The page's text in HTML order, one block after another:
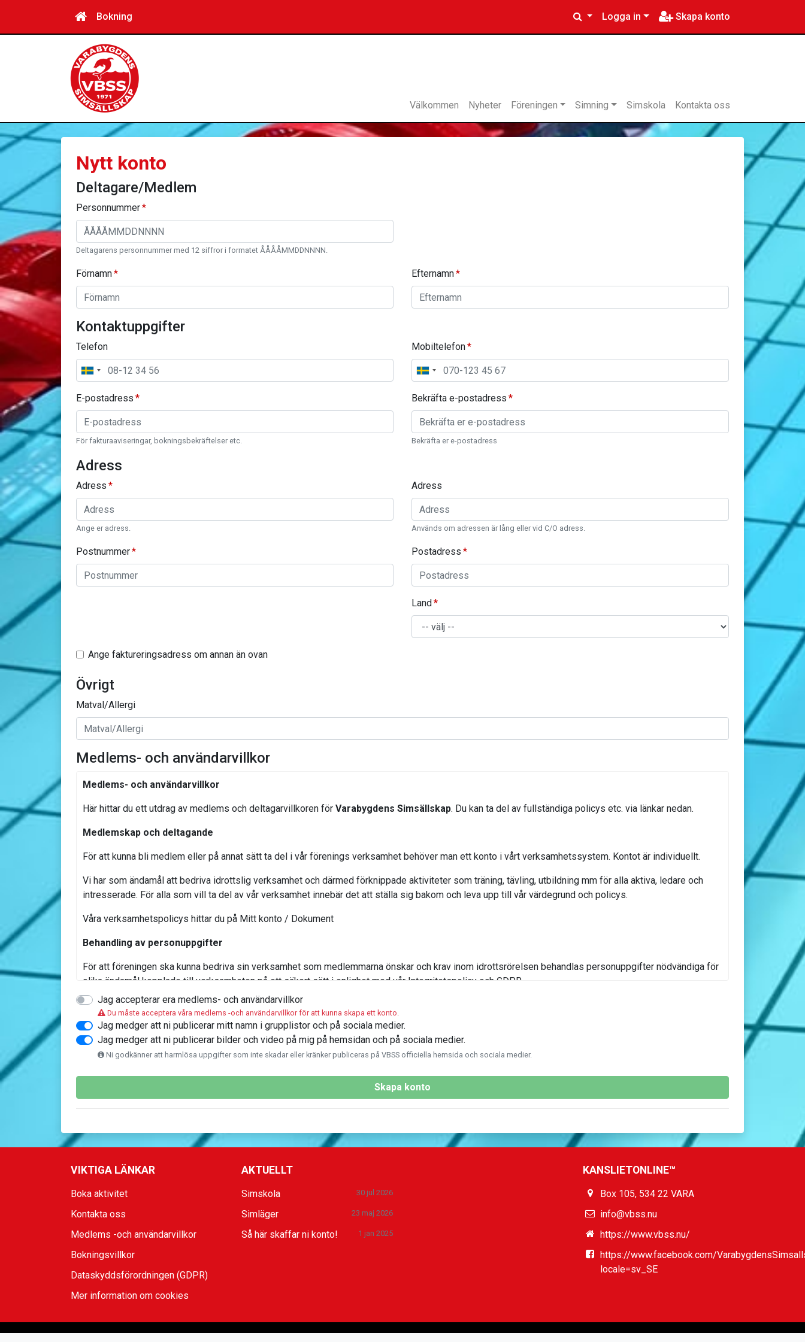
Bokning Logga in Skapa konto
Välkommen Nyheter Föreningen Simning Simskola Kontakta oss
Nytt konto
Deltagare/Medlem
Personnummer
Deltagarens personnummer med 12 siffror i formatet ÅÅÅÅMMDDNNNN.
Förnamn Efternamn
Kontaktuppgifter
Telefon Mobiltelefon
E-postadress
För fakturaaviseringar, bokningsbekräftelser etc.
Bekräfta e-postadress
Bekräfta er e-postadress
Adress
Adress
Ange er adress.
Adress
Används om adressen är lång eller vid C/O adress.
Postnummer Postadress
Land
Ange faktureringsadress om annan än ovan
Övrigt
Matval/Allergi
Medlems- och användarvillkor
Medlems- och användarvillkor
Här hittar du ett utdrag av medlems och deltagarvillkoren för Varabygdens Simsällskap. Du kan ta del av fullständiga policys etc. via länkar nedan.
Medlemskap och deltagande
För att kunna bli medlem eller på annat sätt ta del i vår förenings verksamhet behöver man ett konto i vårt verksamhetssystem. Kontot är individuellt.
Vi har som ändamål att bedriva idrottslig verksamhet och därmed förknippade aktiviteter som träning, tävling, utbildning mm för alla aktiva, ledare och
intresserade. För alla som vill ta del av vår verksamhet innebär det att ställa sig bakom och leva upp till vår värdegrund och policys.
Våra verksamhetspolicys hittar du på Mitt konto / Dokument
Behandling av personuppgifter
För att föreningen ska kunna bedriva sin verksamhet som medlemmarna önskar och krav inom idrottsrörelsen behandlas personuppgifter nödvändiga för
olika ändamål kopplade till verksamheten på ett säkert sätt i enlighet med vår Integritetspolicy och GDPR.
Vi behandlar personuppgifter för att bland annat kunna;
Hantera medlemskap, ta emot anmälningar till och administrera aktiviteter, kontakta medlemmar och målsmän, debitera och bokföra avgifter och annan
försäljning, ansöka om bidrag mm.
nödvändiga för rättslig förpliktelse eller allmänt intresse. Det innebär tex att oanvända användarkonton raderas efter 12 månader och övrig information
tas bort med automatik efter 7 år om de varit kopplade till myndighetsutövning (tex LOK-stöd) eller redovisningslagen (fakturor och betalningar).
Jag accepterar era medlems- och användarvillkor
Du måste acceptera våra medlems -och användarvillkor för att kunna skapa ett konto.
Jag medger att ni publicerar mitt namn i grupplistor och på sociala medier.
Jag medger att ni publicerar bilder och video på mig på hemsidan och på sociala medier.
Ni godkänner att harmlösa uppgifter som inte skadar eller kränker publiceras på VBSS officiella hemsida och sociala medier.
Skapa konto
VIKTIGA LÄNKAR
Boka aktivitet
Kontakta oss
Medlems -och användarvillkor
Bokningsvillkor
Dataskyddsförordningen (GDPR)
Mer information om cookies
AKTUELLT
Simskola 30 jul 2026
Simläger 23 maj 2026
Så här skaffar ni konto! 1 jan 2025
KANSLIETONLINE™
Box 105, 534 22 VARA
info@vbss.nu
https://www.vbss.nu/
https://www.facebook.com/
locale=sv_SE